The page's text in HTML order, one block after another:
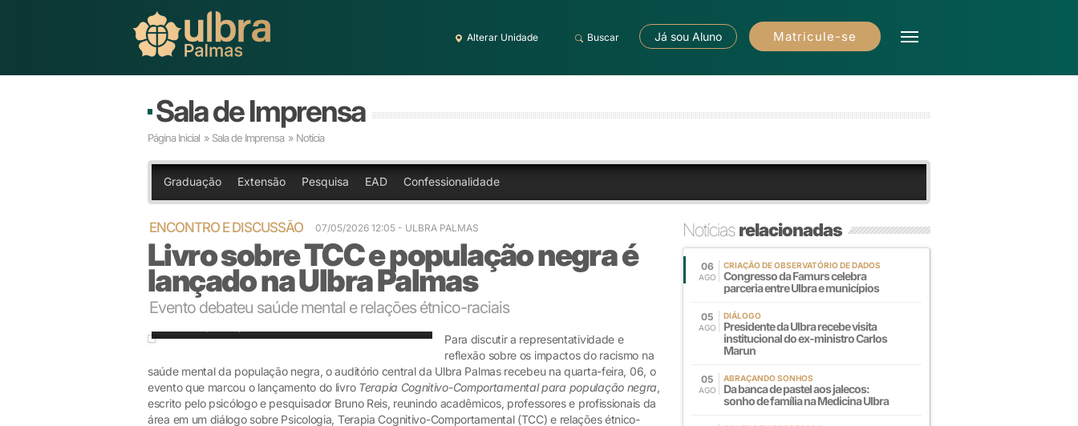
Alterar Unidade Buscar Já sou Aluno Matricule-se
Sala de Imprensa
Página Inicial » Sala de Imprensa » Notícia
Graduação Extensão Pesquisa EAD Confessionalidade
ENCONTRO E DISCUSSÃO 07/05/2026 12:05 - ULBRA PALMAS
Livro sobre TCC e população negra é
lançado na Ulbra Palmas
Evento debateu saúde mental e relações étnico-raciais
Para discutir a representatividade e
reflexão sobre os impactos do racismo na
saúde mental da população negra, o auditório central da Ulbra Palmas recebeu na quarta-feira, 06, o
evento que marcou o lançamento do livro Terapia Cognitivo-Comportamental para população negra,
escrito pelo psicólogo e pesquisador Bruno Reis, reunindo acadêmicos, professores e profissionais da
área em um diálogo sobre Psicologia, Terapia Cognitivo-Comportamental (TCC) e relações étnico-
Notíciasrelacionadas
06
AGO
CRIAÇÃO DE OBSERVATÓRIO DE DADOS
Congresso da Famurs celebra
parceria entre Ulbra e municípios
05
AGO
DIÁLOGO
Presidente da Ulbra recebe visita
institucional do ex-ministro Carlos
Marun
05
AGO
ABRAÇANDO SONHOS
Da banca de pastel aos jalecos:
sonho de família na Medicina Ulbra